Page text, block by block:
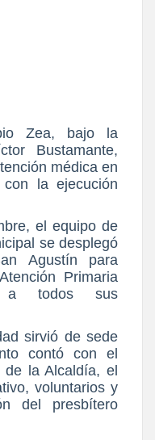
Zea, bajo la
Bustamante,
médica en
la ejecución
el equipo de
se desplegó
Agustín para
Primaria
a todos sus
sirvió de sede
contó con el
la Alcaldía, el
voluntarios y
del presbítero